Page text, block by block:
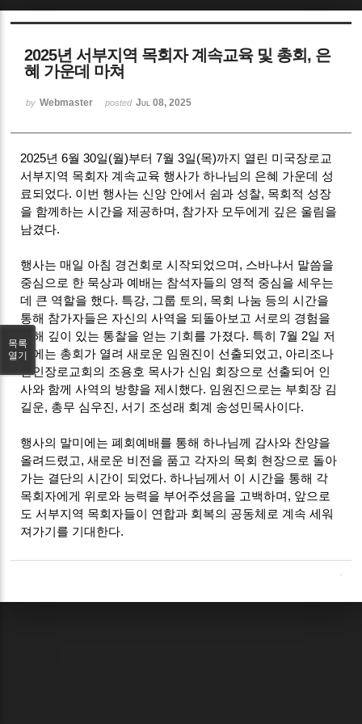
2025년 서부지역 목회자 계속교육 및 총회, 은
혜 가운데 마쳐
by Webmaster posted Jul 08, 2025
2025년 6월 30일(월)부터 7월 3일(목)까지 열린 미국장로교
서부지역 목회자 계속교육 행사가 하나님의 은혜 가운데 성
료되었다. 이번 행사는 신앙 안에서 쉼과 성찰, 목회적 성장
을 함께하는 시간을 제공하며, 참가자 모두에게 깊은 울림을
남겼다.
행사는 매일 아침 경건회로 시작되었으며, 스바냐서 말씀을
중심으로 한 묵상과 예배는 참석자들의 영적 중심을 세우는
데 큰 역할을 했다. 특강, 그룹 토의, 목회 나눔 등의 시간을
통해 참가자들은 자신의 사역을 되돌아보고 서로의 경험을
통해 깊이 있는 통찰을 얻는 기회를 가졌다. 특히 7월 2일 저
녁에는 총회가 열려 새로운 임원진이 선출되었고, 아리조나
한인장로교회의 조용호 목사가 신임 회장으로 선출되어 인
사와 함께 사역의 방향을 제시했다. 임원진으로는 부회장 김
길운, 총무 심우진, 서기 조성래 회계 송성민목사이다.
행사의 말미에는 폐회예배를 통해 하나님께 감사와 찬양을
올려드렸고, 새로운 비전을 품고 각자의 목회 현장으로 돌아
가는 결단의 시간이 되었다. 하나님께서 이 시간을 통해 각
목회자에게 위로와 능력을 부어주셨음을 고백하며, 앞으로
도 서부지역 목회자들이 연합과 회복의 공동체로 계속 세워
져가기를 기대한다.
목록
열기
Sketchbook5, 스케치북5
Sketchbook5, 스케치북5